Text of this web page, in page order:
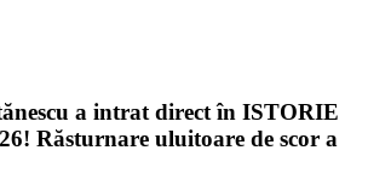
a intrat direct în ISTORIE
Răsturnare uluitoare de scor a